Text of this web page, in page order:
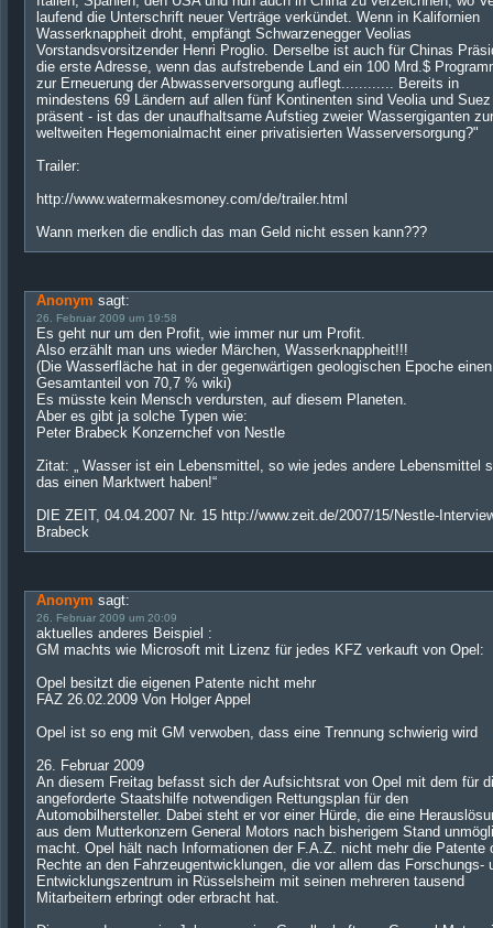
laufend die Unterschrift neuer Verträge verkündet. Wenn in Kalifornien
Wasserknappheit droht, empfängt Schwarzenegger Veolias
Vorstandsvorsitzender Henri Proglio. Derselbe ist auch für Chinas
die erste Adresse, wenn das aufstrebende Land ein 100 Mrd.$
zur Erneuerung der Abwasserversorgung auflegt............ Bereits in
mindestens 69 Ländern auf allen fünf Kontinenten sind Veolia und Suez
präsent - ist das der unaufhaltsame Aufstieg zweier Wassergiganten zur
weltweiten Hegemonialmacht einer privatisierten Wasserversorgung?"
Trailer:
http://www.watermakesmoney.com/de/trailer.html
Wann merken die endlich das man Geld nicht essen kann???
Anonym sagt:
26. Februar 2009 um 19:58
Es geht nur um den Profit, wie immer nur um Profit.
Also erzählt man uns wieder Märchen, Wasserknappheit!!!
(Die Wasserfläche hat in der gegenwärtigen geologischen Epoche einen
Gesamtanteil von 70,7 % wiki)
Es müsste kein Mensch verdursten, auf diesem Planeten.
Aber es gibt ja solche Typen wie:
Peter Brabeck Konzernchef von Nestle
Zitat: „ Wasser ist ein Lebensmittel, so wie jedes andere Lebensmittel
das einen Marktwert haben!“
DIE ZEIT, 04.04.2007 Nr. 15 http://www.zeit.de/2007/15/Nestle-
Brabeck
Anonym sagt:
26. Februar 2009 um 20:09
aktuelles anderes Beispiel :
GM machts wie Microsoft mit Lizenz für jedes KFZ verkauft von Opel:
Opel besitzt die eigenen Patente nicht mehr
FAZ 26.02.2009 Von Holger Appel
Opel ist so eng mit GM verwoben, dass eine Trennung schwierig wird
26. Februar 2009
An diesem Freitag befasst sich der Aufsichtsrat von Opel mit dem für
angeforderte Staatshilfe notwendigen Rettungsplan für den
Automobilhersteller. Dabei steht er vor einer Hürde, die eine
aus dem Mutterkonzern General Motors nach bisherigem Stand
macht. Opel hält nach Informationen der F.A.Z. nicht mehr die Patente
Rechte an den Fahrzeugentwicklungen, die vor allem das Forschungs-
Entwicklungszentrum in Rüsselsheim mit seinen mehreren tausend
Mitarbeitern erbringt oder erbracht hat.